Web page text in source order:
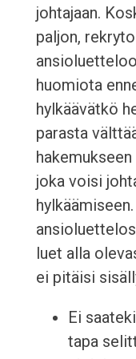
johtajaan.
paljon,
huomiota
hylkäävätkö
parasta
joka voisi
luet alla
ei pitäisi
Ei
tapa